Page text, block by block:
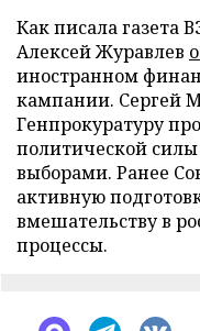
Как писала газета
Алексей Журавлев
иностранном
кампании. Сергей
Генпрокуратуру
политической
выборами. Ранее
активную
вмешательству в
процессы.